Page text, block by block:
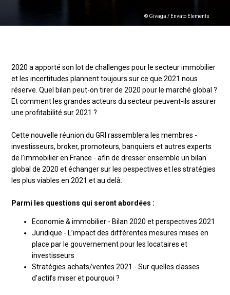
© Givaga / Envato Elements
2020 a apporté son lot de challenges pour le secteur immobilier
et les incertitudes plannent toujours sur ce que 2021 nous
réserve. Quel bilan peut-on tirer de 2020 pour le marché global ?
Et comment les grandes acteurs du secteur peuvent-ils assurer
une profitabilité sur 2021 ?
Cette nouvelle réunion du GRI rassemblera les membres -
investisseurs, broker, promoteurs, banquiers et autres experts
de l’immobilier en France - afin de dresser ensemble un bilan
global de 2020 et échanger sur les pespectives et les stratégies
les plus viables en 2021 et au delà.
Parmi les questions qui seront abordées :
Economie & immobilier - Bilan 2020 et perspectives 2021
Juridique - L’impact des différentes mesures mises en
place par le gouvernement pour les locataires et
investisseurs
Stratégies achats/ventes 2021 - Sur quelles classes
d’actifs miser et pourquoi ?